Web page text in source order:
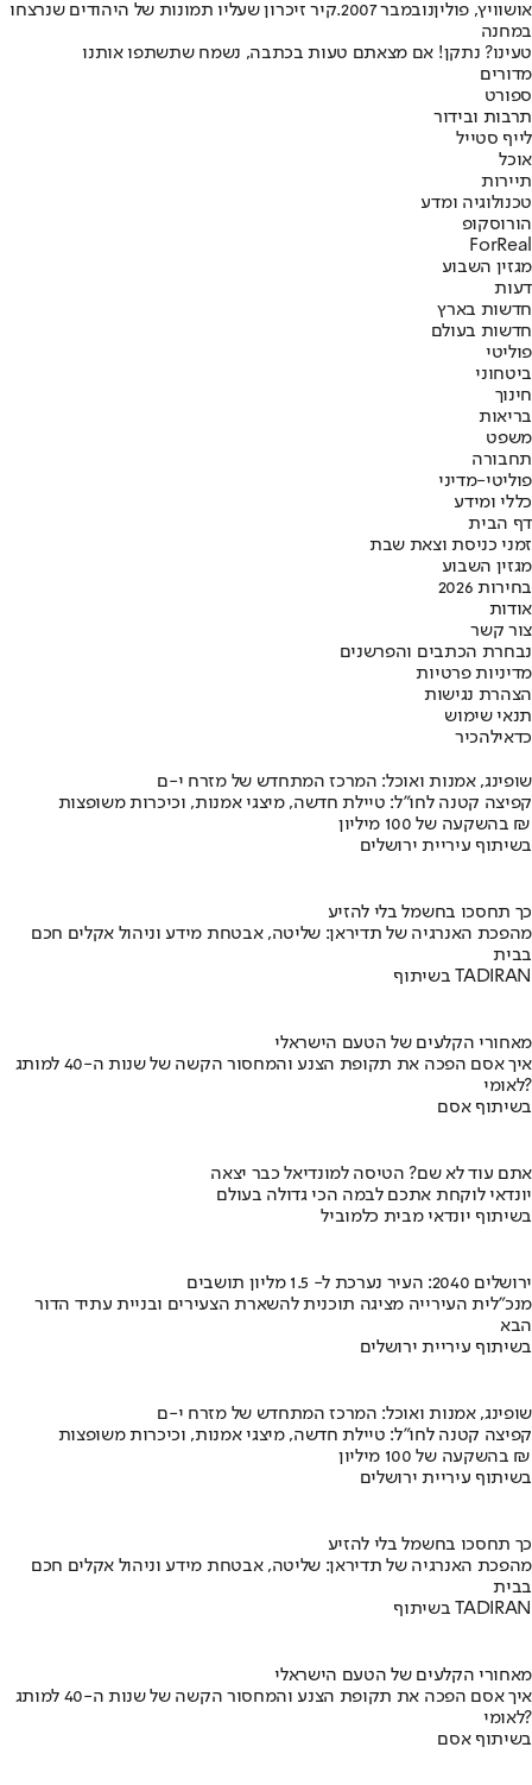
אושוויץ, פוליןנובמבר 2007.
קיר זיכרון שעליו תמונות של היהודים שנרצחו
במחנה
טעינו? נתקן! אם מצאתם טעות בכתבה, נשמח שתשתפו אותנו
מדורים
ספורט
תרבות ובידור
לייף סטייל
אוכל
תיירות
טכנולוגיה ומדע
הורוסקופ
ForReal
מגזין השבוע
דעות
חדשות בארץ
חדשות בעולם
פוליטי
ביטחוני
חינוך
בריאות
משפט
תחבורה
פוליטי-מדיני
כללי ומידע
דף הבית
זמני כניסת וצאת שבת
מגזין השבוע
בחירות 2026
אודות
צור קשר
נבחרת הכתבים והפרשנים
מדיניות פרטיות
הצהרת נגישות
תנאי שימוש
כדאילהכיר
שופינג, אמנות ואוכל: המרכז המתחדש של מזרח י-ם
קפיצה קטנה לחו"ל: טיילת חדשה, מיצגי אמנות, וכיכרות משופצות
בהשקעה של 100 מיליון ₪
בשיתוף עיריית ירושלים
כך תחסכו בחשמל בלי להזיע
מהפכת האנרגיה של תדיראן: שליטה, אבטחת מידע וניהול אקלים חכם
בבית
בשיתוף TADIRAN
מאחורי הקלעים של הטעם הישראלי
איך אסם הפכה את תקופת הצנע והמחסור הקשה של שנות ה-40 למותג
לאומי?
בשיתוף אסם
אתם עוד לא שם? הטיסה למונדיאל כבר יצאה
יונדאי לוקחת אתכם לבמה הכי גדולה בעולם
בשיתוף יונדאי מבית כלמוביל
ירושלים 2040: העיר נערכת ל- 1.5 מליון תושבים
מנכ"לית העירייה מציגה תוכנית להשארת הצעירים ובניית עתיד הדור
הבא
בשיתוף עיריית ירושלים
שופינג, אמנות ואוכל: המרכז המתחדש של מזרח י-ם
קפיצה קטנה לחו"ל: טיילת חדשה, מיצגי אמנות, וכיכרות משופצות
בהשקעה של 100 מיליון ₪
בשיתוף עיריית ירושלים
כך תחסכו בחשמל בלי להזיע
מהפכת האנרגיה של תדיראן: שליטה, אבטחת מידע וניהול אקלים חכם
בבית
בשיתוף TADIRAN
מאחורי הקלעים של הטעם הישראלי
איך אסם הפכה את תקופת הצנע והמחסור הקשה של שנות ה-40 למותג
לאומי?
בשיתוף אסם